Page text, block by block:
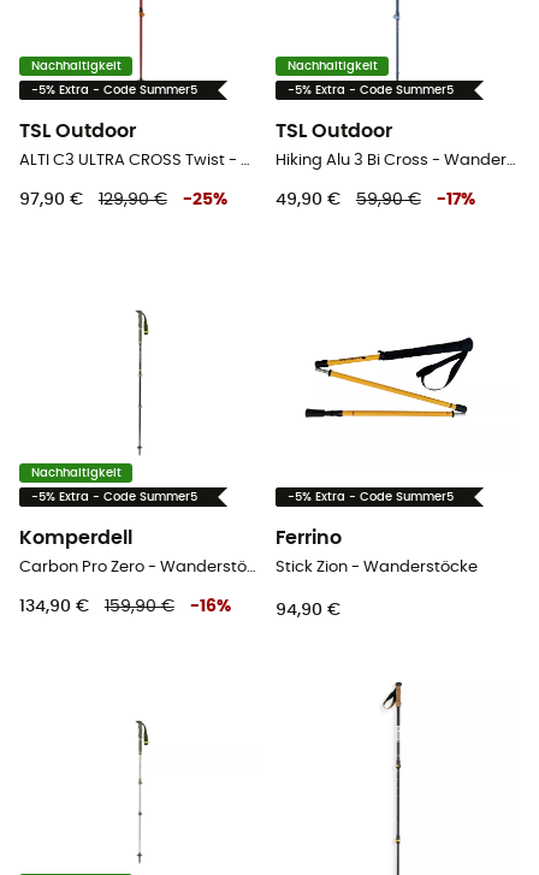
Nachhaltigkeit
-5% Extra - Code Summer5
TSL Outdoor
ALTI C3 ULTRA CROSS Twist - Wanderstöcke
97,90 € 129,90 € -25%
Nachhaltigkeit
-5% Extra - Code Summer5
TSL Outdoor
Hiking Alu 3 Bi Cross - Wanderstöcke
49,90 € 59,90 € -17%
Nachhaltigkeit
-5% Extra - Code Summer5
Komperdell
Carbon Pro Zero - Wanderstöcke
134,90 € 159,90 € -16%
-5% Extra - Code Summer5
Ferrino
Stick Zion - Wanderstöcke
94,90 €